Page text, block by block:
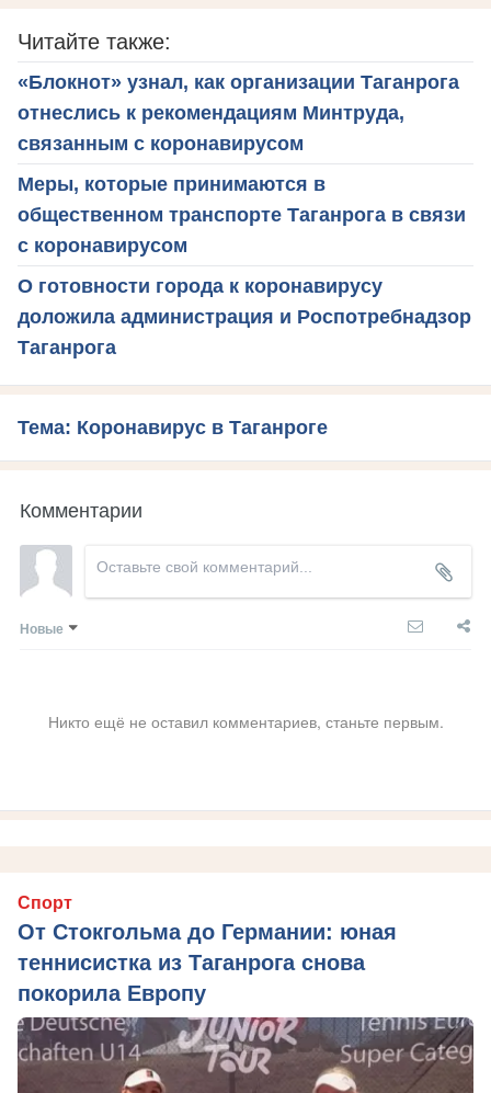
Читайте также:
«Блокнот» узнал, как организации Таганрога
отнеслись к рекомендациям Минтруда,
связанным с коронавирусом
Меры, которые принимаются в
общественном транспорте Таганрога в связи
с коронавирусом
О готовности города к коронавирусу
доложила администрация и Роспотребнадзор
Таганрога
Тема: Коронавирус в Таганроге
Комментарии
Новые
Никто ещё не оставил комментариев, станьте первым.
Спорт
От Стокгольма до Германии: юная
теннисистка из Таганрога снова
покорила Европу